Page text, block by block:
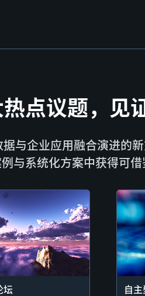
点议题，见
与企业应用融合演进的
与系统化方案中获得可借
坛 自